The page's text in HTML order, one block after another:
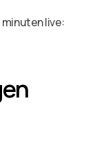
minuten live: